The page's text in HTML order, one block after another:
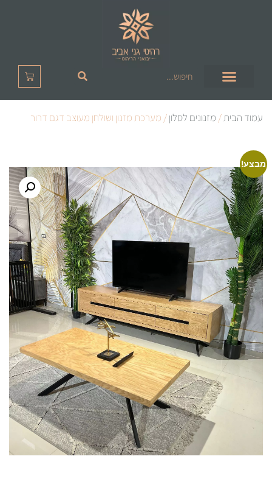
עמוד הבית/ מזנונים לסלון/ מערכת מזנון ושולחן מעוצב דגם דרור
מבצע!